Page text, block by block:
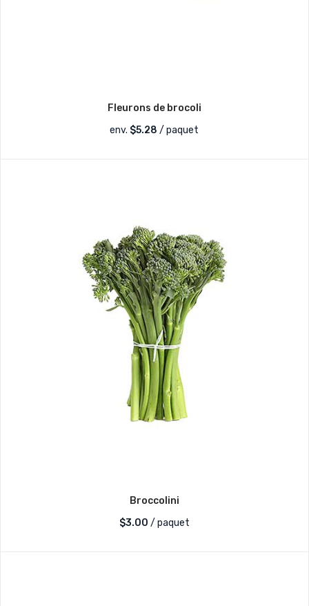
Fleurons de brocoli
env. $5.28 / paquet
Broccolini
$3.00 / paquet